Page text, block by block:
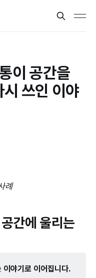
이 공간을
쓰인 이야
례
간에 울리는
이야기로 이어집니다.